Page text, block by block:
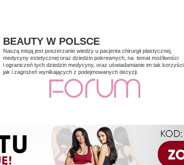
BEAUTY W POLSCE
Naszą misją jest poszerzanie wiedzy u pacjenta chirurgii plastycznej,
medycyny estetycznej oraz dziedzin pokrewnych, na temat możliwości
i ograniczeń tych dziedzin medycyny, oraz uświadamianie im tak korzyści
jak i zagrożeń wynikających z podejmowanych decyzji.